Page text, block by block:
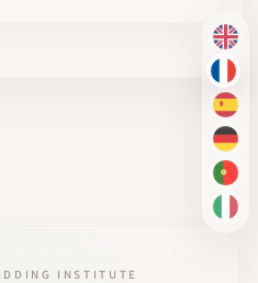
EN
FR
ES
DE
PT-
IT
INSTITUTE